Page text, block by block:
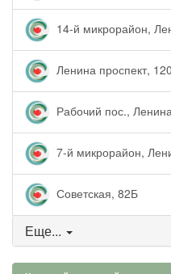
14-й микрорайон,
Ленина проспект, 120
Рабочий пос.,
7-й микрорайон,
Советская, 82Б
Еще...